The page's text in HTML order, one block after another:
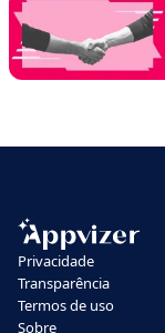
Privacidade
Transparência
Termos de uso
Sobre